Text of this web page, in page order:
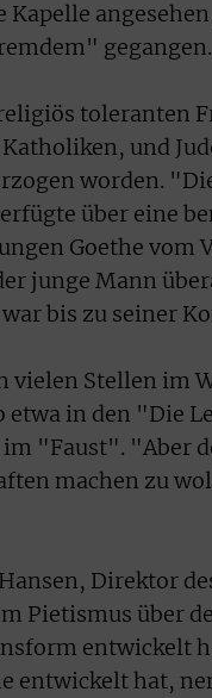
Kapelle
gegangen.
toleranten
und
worden.
über eine
Goethe vom
junge Mann
bis zu seiner
vielen Stellen im
etwa in den "Die
"Faust". "Aber
machen zu
Direktor
Pietismus über
entwickelt
entwickelt hat,